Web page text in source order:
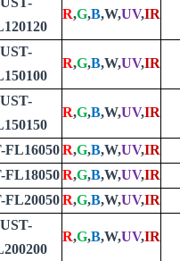
R,G,B,W,UV,IR
UST-
R,G,B,W,UV,IR
UST-
R,G,B,W,UV,IR
FL16050 R,G,B,W,UV,IR
FL18050 R,G,B,W,UV,IR
FL20050 R,G,B,W,UV,IR
UST-
R,G,B,W,UV,IR